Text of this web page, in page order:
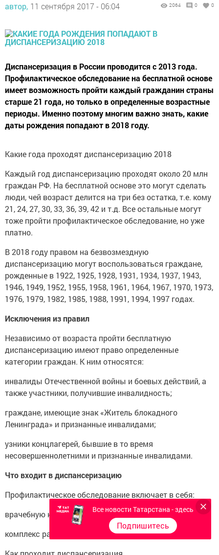
автор, 11 сентября 2017 - 06:04 2064 0 0
Диспансеризация в России проводится с 2013 года.
Профилактическое обследование на бесплатной основе
имеет возможность пройти каждый гражданин страны
старше 21 года, но только в определенные возрастные
периоды. Именно поэтому многим важно знать, какие
даты рождения попадают в 2018 году.
Какие года проходят диспансеризацию 2018
Каждый год диспансеризацию проходят около 20 млн
граждан РФ. На бесплатной основе это могут сделать
люди, чей возраст делится на три без остатка, т.е. кому
21, 24, 27, 30, 33, 36, 39, 42 и т.д. Все остальные могут
тоже пройти профилактическое обследование, но уже
платно.
В 2018 году правом на безвозмездную
диспансеризацию могут воспользоваться граждане,
рожденные в 1922, 1925, 1928, 1931, 1934, 1937, 1943,
1946, 1949, 1952, 1955, 1958, 1961, 1964, 1967, 1970, 1973,
1976, 1979, 1982, 1985, 1988, 1991, 1994, 1997 годах.
Исключения из правил
Независимо от возраста пройти бесплатную
диспансеризацию имеют право определенные
категории граждан. К ним относятся:
инвалиды Отечественной войны и боевых действий, а
также участники, получившие инвалидность;
граждане, имеющие знак «Житель блокадного
Ленинграда» и признанные инвалидами;
узники концлагерей, бывшие в то время
несовершеннолетними и признанные инвалидами.
Что входит в диспансеризацию
Профилактическое обследование включает в себя:
врачебную консультацию;
комплекс различных исследований.
Все новости Татарстана - здесь
Подпишитесь